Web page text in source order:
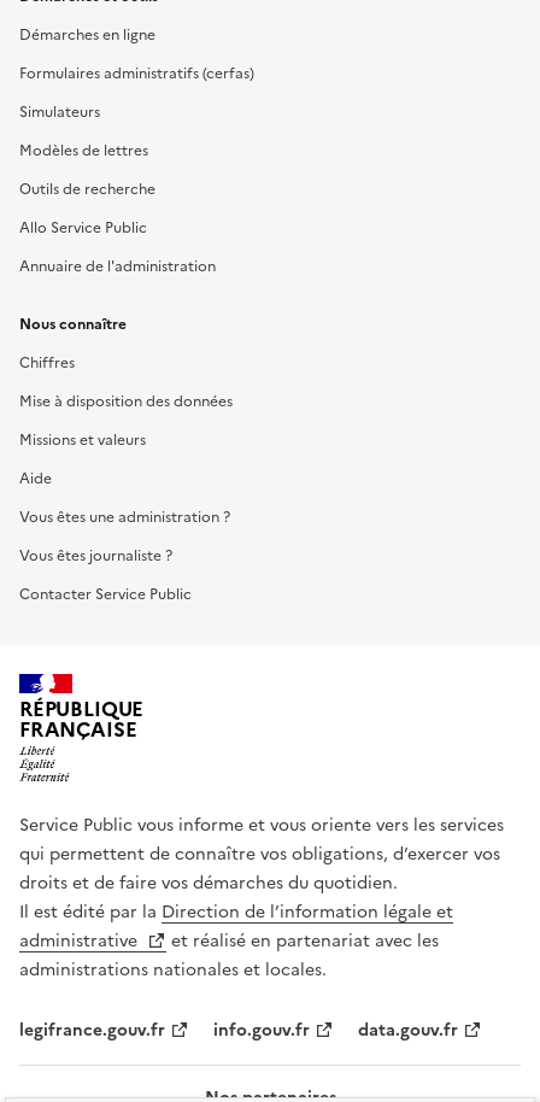
Démarches en ligne
Formulaires administratifs (cerfas)
Simulateurs
Modèles de lettres
Outils de recherche
Allo Service Public
Annuaire de l'administration
Nous connaître
Chiffres
Mise à disposition des données
Missions et valeurs
Aide
Vous êtes une administration ?
Vous êtes journaliste ?
Contacter Service Public
RÉPUBLIQUE
FRANÇAISE
Service Public vous informe et vous oriente vers les services
qui permettent de connaître vos obligations, d’exercer vos
droits et de faire vos démarches du quotidien.
Il est édité par la Direction de l’information légale et
administrative
et réalisé en partenariat avec les
administrations nationales et locales.
legifrance.gouv.fr info.gouv.fr data.gouv.fr